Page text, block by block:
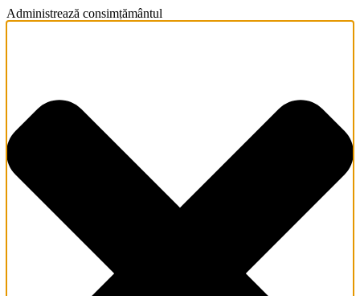
Administrează consimțământul